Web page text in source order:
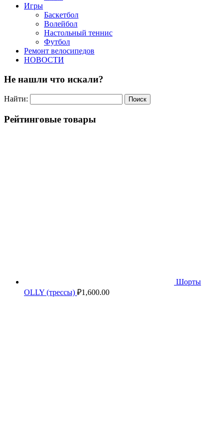
Игры
Баскетбол
Волейбол
Настольный теннис
Футбол
Ремонт велосипедов
НОВОСТИ
Не нашли что искали?
Найти:
Рейтинговые товары
Шорты
OLLY (трессы) ₽1,600.00